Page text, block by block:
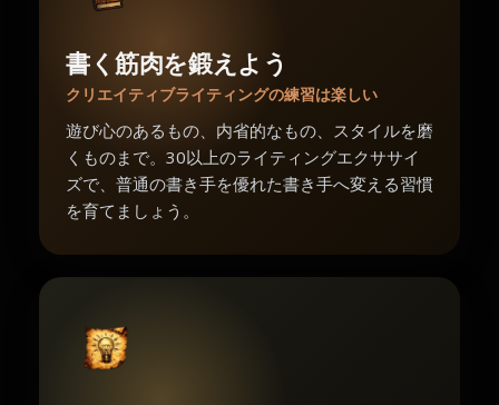
書く筋肉を鍛えよう
クリエイティブライティングの練習は楽しい
遊び心のあるもの、内省的なもの、スタイルを磨
くものまで。30以上のライティングエクササイ
ズで、普通の書き手を優れた書き手へ変える習慣
を育てましょう。